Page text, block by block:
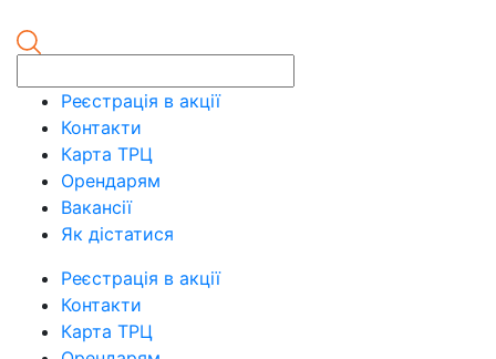
Реєстрація в акції
Контакти
Карта ТРЦ
Орендарям
Вакансії
Як дістатися
Реєстрація в акції
Контакти
Карта ТРЦ